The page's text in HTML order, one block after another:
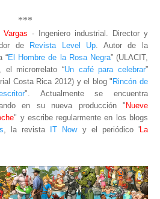
***
Vargas - Ingeniero industrial. Director y
de
Revista Level Up . Autor de la
“El Hombre de la Rosa Negra” (ULACIT,
el microrrelato “Un café para celebrar”
Costa Rica 2012) y el blog " Rincón de
" . Actualmente se encuentra
en su nueva producción " Nueve
" y escribe regularmente en los blogs
, la revista IT Nowy el periódico ' La